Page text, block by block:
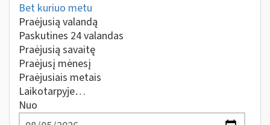
Bet kuriuo metu
Praėjusią valandą
Paskutines 24 valandas
Praėjusią savaitę
Praėjusį mėnesį
Praėjusiais metais
Laikotarpyje…
Nuo